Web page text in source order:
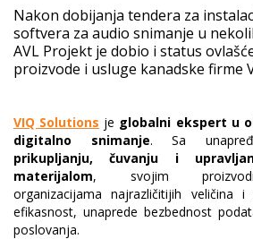
Nakon dobijanja tendera za
softvera za audio snimanje u
AVL Projekt je dobio i status
proizvode i usluge kanadske firme
VIQ Solutions je globalni ekspert u
digitalno snimanje. Sa
prikupljanju, čuvanju i
materijalom, svojim
organizacijama najrazličitijih veličina
efikasnost, unaprede bezbednost
poslovanja.